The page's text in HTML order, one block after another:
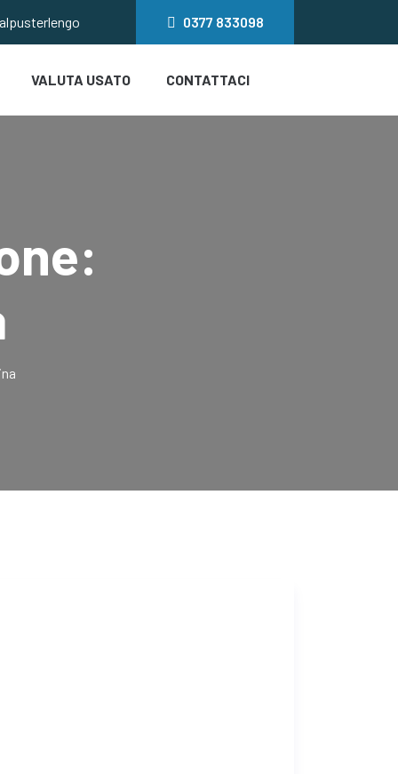
0377 833098
VALUTA USATO CONTATTACI